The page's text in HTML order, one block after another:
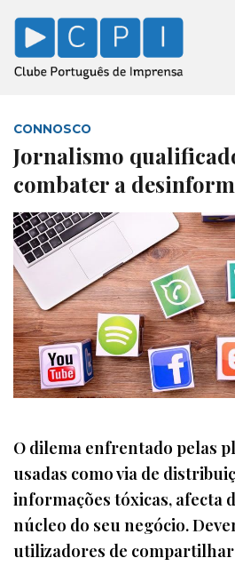
CONNOSCO
Jornalismo
combater a
O dilema enfrentado pelas
usadas como via de
informações tóxicas, afecta
núcleo do seu negócio.
utilizadores de